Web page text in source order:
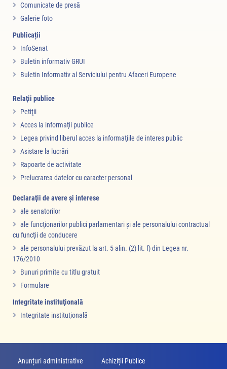
Comunicate de presă
Galerie foto
Publicații
InfoSenat
Buletin informativ GRUI
Buletin Informativ al Serviciului pentru Afaceri Europene
Relaţii publice
Petiţii
Acces la informaţii publice
Legea privind liberul acces la informaţiile de interes public
Asistare la lucrări
Rapoarte de activitate
Prelucrarea datelor cu caracter personal
Declaraţii de avere şi interese
ale senatorilor
ale funcţionarilor publici parlamentari şi ale personalului contractual
cu funcţii de conducere
ale personalului prevăzut la art. 5 alin. (2) lit. f) din Legea nr.
176/2010
Bunuri primite cu titlu gratuit
Formulare
Integritate instituţională
Integritate instituţională
Anunțuri administrative Achiziții Publice